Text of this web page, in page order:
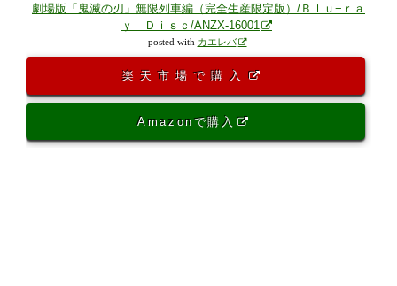
劇場版「鬼滅の刃」無限列車編（完全生産限定版）/Ｂｌｕ−ｒａ
ｙ Ｄｉｓｃ/ANZX-16001
posted with カエレバ
楽天市場で購入
Amazonで購入